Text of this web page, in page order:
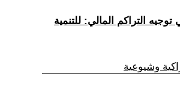
توجيه التراكم المالي: للتنمية
وشيوعية